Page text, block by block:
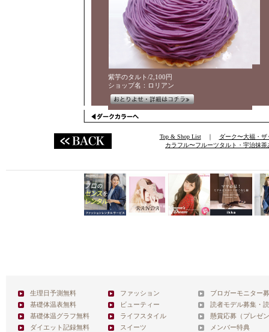
紫芋のタルト/2,100円
ショップ名：ロリアン
Top & Shop List｜
ダーク〜大福・
カラフル〜フルーツタルト・宇治抹茶
生理日予測無料
基礎体温表無料
基礎体温グラフ無料
ダイエット記録無料
ファッション
ビューティー
ライフスタイル
スイーツ
ブロガーモニター
読者モデル募集・
懸賞応募（プレゼ
メンバー特典